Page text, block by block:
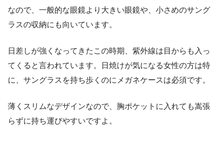
なので、一般的な眼鏡より大きい眼鏡や、小さめのサング
ラスの収納にも向いています。
日差しが強くなってきたこの時期、紫外線は目からも入っ
てくると言われています。日焼けが気になる女性の方は特
に、サングラスを持ち歩くのにメガネケースは必須です。
薄くスリムなデザインなので、胸ポケットに入れても嵩張
らずに持ち運びやすいですよ。